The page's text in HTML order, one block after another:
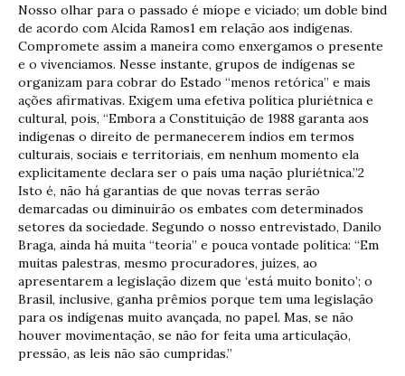
Nosso olhar para o passado é míope e viciado; um doble bind
de acordo com Alcida Ramos1 em relação aos indígenas.
Compromete assim a maneira como enxergamos o presente
e o vivenciamos. Nesse instante, grupos de indígenas se
organizam para cobrar do Estado “menos retórica” e mais
ações afirmativas. Exigem uma efetiva política pluriétnica e
cultural, pois, “Embora a Constituição de 1988 garanta aos
indígenas o direito de permanecerem índios em termos
culturais, sociais e territoriais, em nenhum momento ela
explicitamente declara ser o país uma nação pluriétnica.”2
Isto é, não há garantias de que novas terras serão
demarcadas ou diminuirão os embates com determinados
setores da sociedade. Segundo o nosso entrevistado, Danilo
Braga, ainda há muita “teoria” e pouca vontade política: “Em
muitas palestras, mesmo procuradores, juízes, ao
apresentarem a legislação dizem que ‘está muito bonito’; o
Brasil, inclusive, ganha prêmios porque tem uma legislação
para os indígenas muito avançada, no papel. Mas, se não
houver movimentação, se não for feita uma articulação,
pressão, as leis não são cumpridas.”